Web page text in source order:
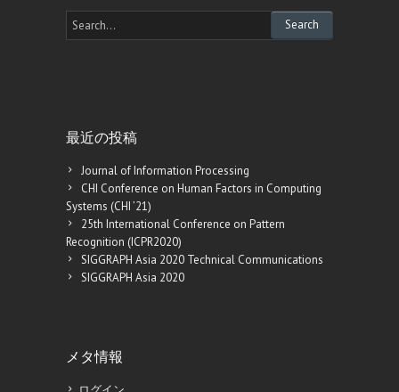
最近の投稿
Journal of Information Processing
CHI Conference on Human Factors in Computing
Systems (CHI ’21)
25th International Conference on Pattern
Recognition (ICPR2020)
SIGGRAPH Asia 2020 Technical Communications
SIGGRAPH Asia 2020
メタ情報